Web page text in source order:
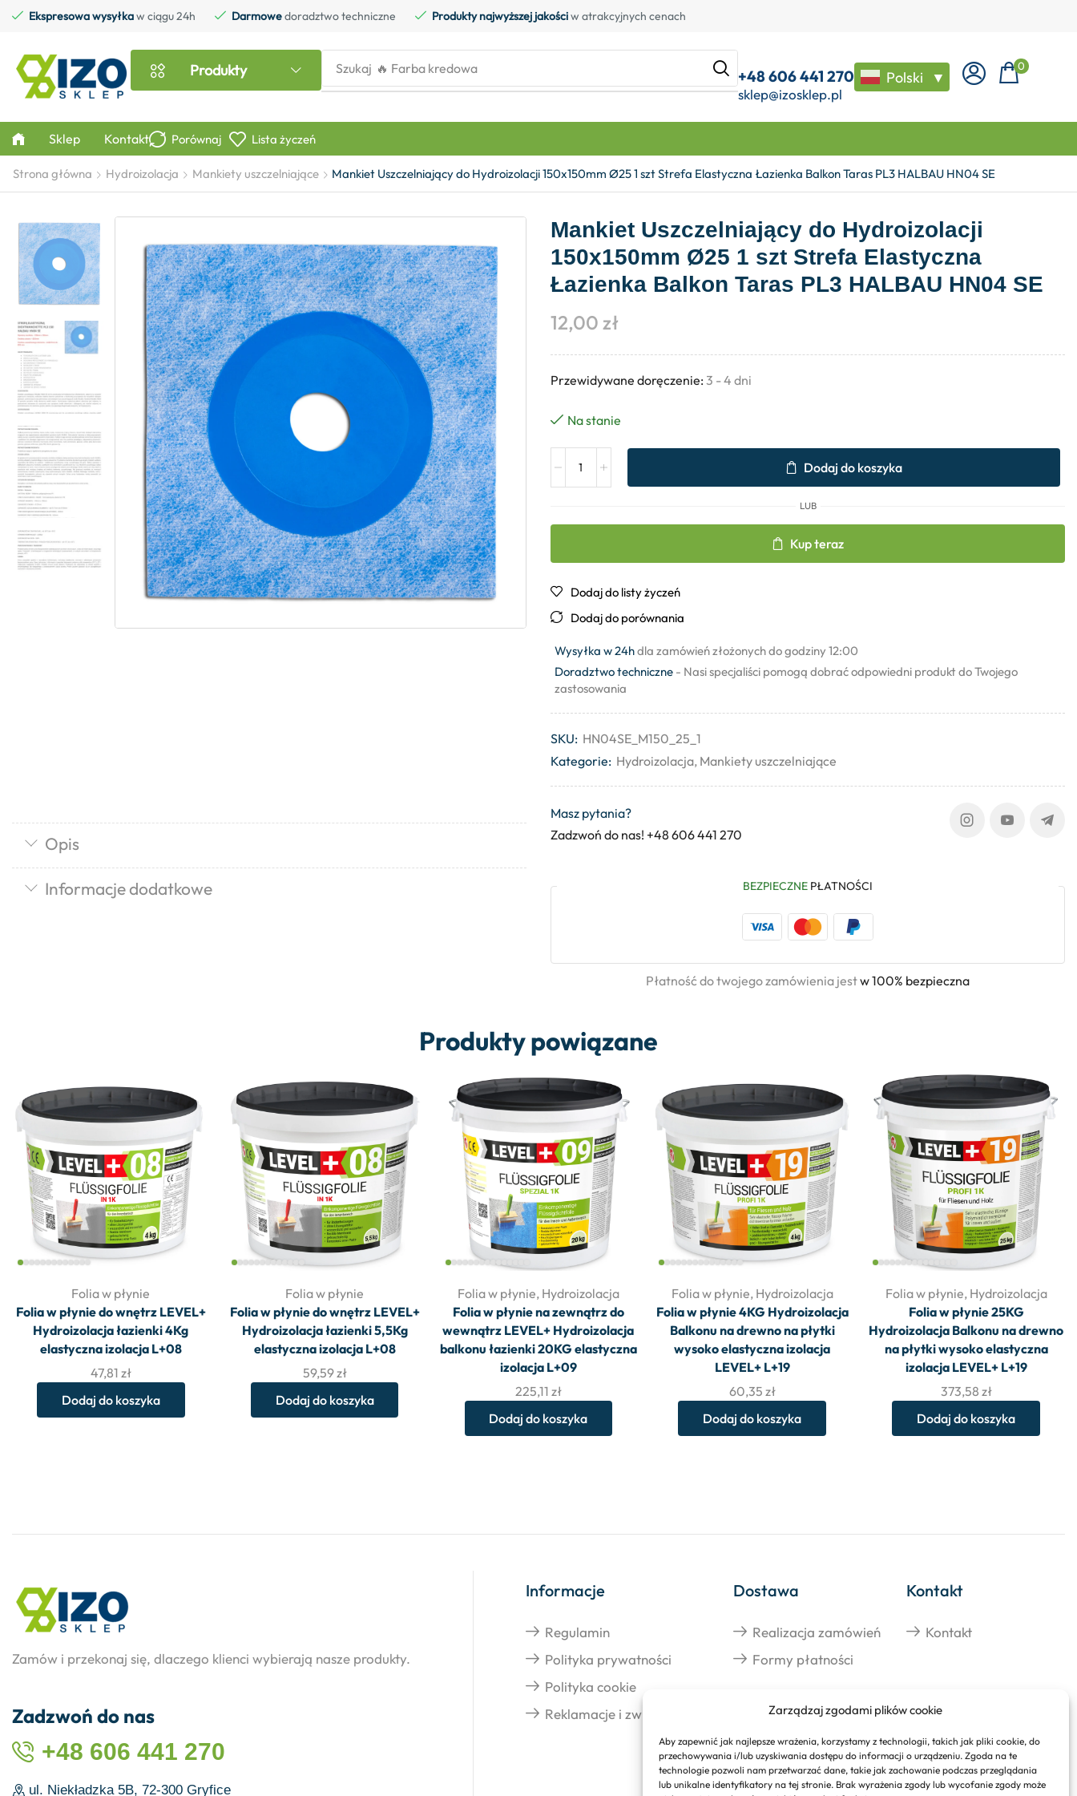
Zarządzaj zgodami plików cookie
Aby zapewnić jak najlepsze wrażenia, korzystamy z technologii, takich jak pliki cookie, do
przechowywania i/lub uzyskiwania dostępu do informacji o urządzeniu. Zgoda na te
technologie pozwoli nam przetwarzać dane, takie jak zachowanie podczas przeglądania
lub unikalne identyfikatory na tej stronie. Brak wyrażenia zgody lub wycofanie zgody może
Ekspresowa wysyłkaw ciągu 24h Darmowedoradztwo techniczne Produkty najwyższej jakościw atrakcyjnych cenach
Produkty Szukaj 🔥 Farba kredowa +48 606 441 270
sklep@izosklep.pl
Polski ▼
0
Sklep Kontakt Porównaj Lista życzeń
Strona główna Hydroizolacja Mankiety uszczelniające Mankiet Uszczelniający do Hydroizolacji 150x150mm Ø25 1 szt Strefa Elastyczna Łazienka Balkon Taras PL3 HALBAU HN04 SE
Opis
Informacje dodatkowe
Mankiet Uszczelniający do Hydroizolacji
150x150mm Ø25 1 szt Strefa Elastyczna
Łazienka Balkon Taras PL3 HALBAU HN04 SE
12,00 zł
Przewidywane doręczenie: 3 - 4 dni
Na stanie
Dodaj do koszyka
LUB
Kup teraz
Dodaj do listy życzeń
Dodaj do porównania
Wysyłka w 24hdla zamówień złożonych do godziny 12:00
Doradztwo techniczne - Nasi specjaliści pomogą dobrać odpowiedni produkt do Twojego
zastosowania
SKU: HN04SE_M150_25_1
Kategorie: Hydroizolacja, Mankiety uszczelniające
Masz pytania?
Zadzwoń do nas! +48 606 441 270
BEZPIECZNE PŁATNOŚCI
Płatność do twojego zamówienia jestw 100% bezpieczna
Produkty powiązane
Folia w płynie
Folia w płynie do wnętrz LEVEL+
Hydroizolacja łazienki 4Kg
elastyczna izolacja L+08
47,81 zł
Dodaj do koszyka
Folia w płynie
Folia w płynie do wnętrz LEVEL+
Hydroizolacja łazienki 5,5Kg
elastyczna izolacja L+08
59,59zł
Dodaj do koszyka
Folia w płynie, Hydroizolacja
Folia w płynie na zewnątrz do
wewnątrz LEVEL+ Hydroizolacja
balkonu łazienki 20KG elastyczna
izolacja L+09
225,11 zł
Dodaj do koszyka
Folia w płynie, Hydroizolacja
Folia w płynie 4KG Hydroizolacja
Balkonu na drewno na płytki
wysoko elastyczna izolacja
LEVEL+ L+19
60,35 zł
Dodaj do koszyka
Folia w płynie, Hydroizolacja
Folia w płynie 25KG
Hydroizolacja Balkonu na drewno
na płytki wysoko elastyczna
izolacja LEVEL+ L+19
373,58 zł
Dodaj do koszyka
Zamów i przekonaj się, dlaczego klienci wybierają nasze produkty.
Zadzwoń do nas
+48 606 441 270
ul. Niekładzka 5B, 72-300 Gryfice
Informacje
Regulamin
Polityka prywatności
Polityka cookie
Reklamacje i zwroty
Dostawa
Realizacja zamówień
Formy płatności
Kontakt
Kontakt